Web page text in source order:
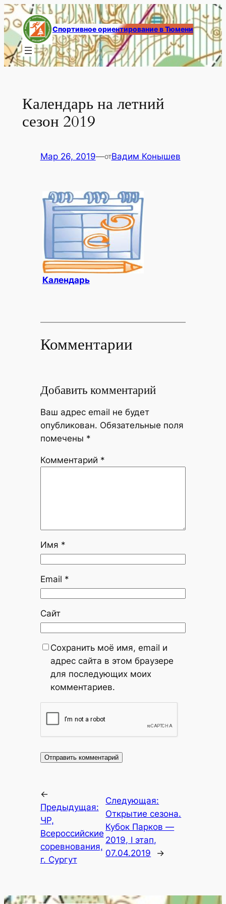
Перейти
к
содержимому
Спортивное ориентирование в Тюмени
Календарь на летний
сезон 2019
Мар 26, 2019—отВадим Конышев
Календарь
Комментарии
Добавить комментарий
Ваш адрес email не будет
опубликован. Обязательные поля
помечены *
Комментарий *
Имя *
Email *
Сайт
Сохранить моё имя, email и
адрес сайта в этом браузере
для последующих моих
комментариев.
←
Предыдущая:
ЧР,
Всероссийские
соревнования,
г. Сургут
Следующая:
Открытие сезона.
Кубок Парков —
2019, I этап,
07.04.2019
→